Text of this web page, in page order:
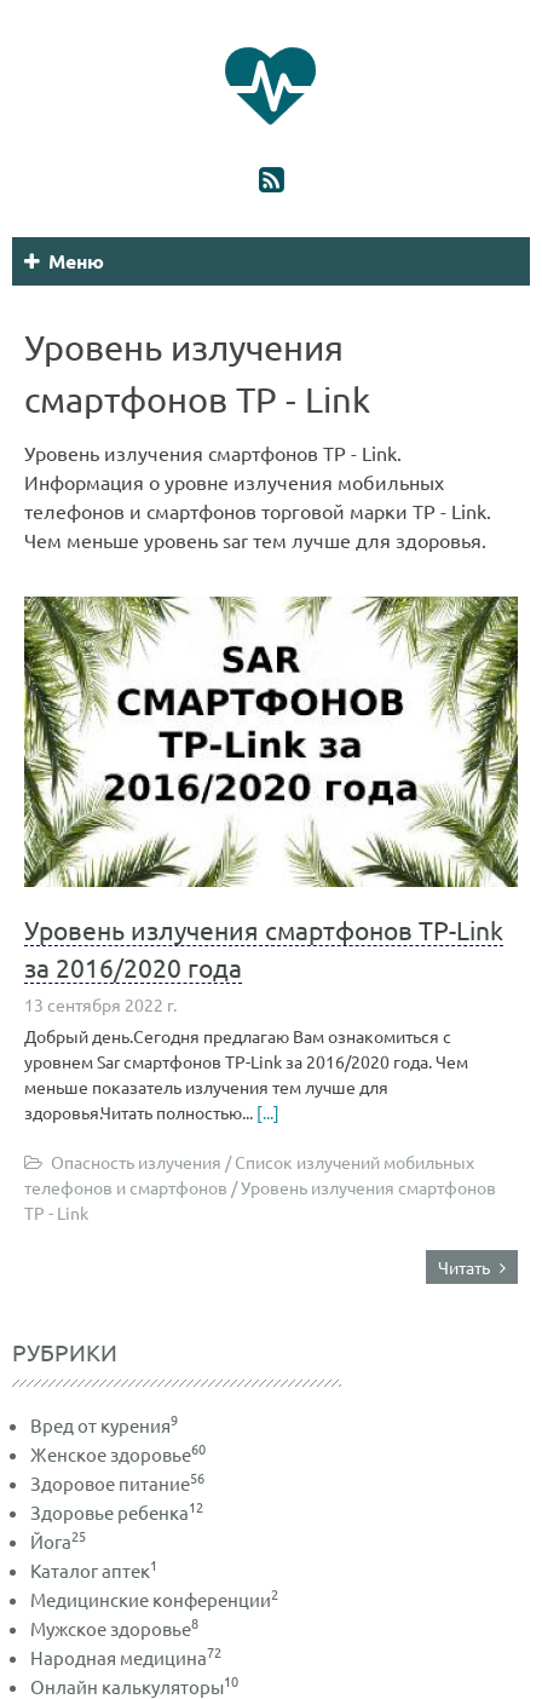
Меню
РУБРИКИ
Вред от курения9
Женское здоровье60
Здоровое питание56
Здоровье ребенка12
Йога25
Каталог аптек1
Медицинские конференции2
Мужское здоровье8
Народная медицина72
Онлайн калькуляторы10
Уровень излучения
смартфонов TP - Link
Уровень излучения смартфонов TP - Link.
Информация о уровне излучения мобильных
телефонов и смартфонов торговой марки TP - Link.
Чем меньше уровень sar тем лучше для здоровья.
Уровень излучения смартфонов TP-Link
за 2016/2020 года
13 сентября 2022 г.
Добрый день.Сегодня предлагаю Вам ознакомиться с
уровнем Sar смартфонов TP-Link за 2016/2020 года. Чем
меньше показатель излучения тем лучше для
здоровья.Читать полностью... [...]
Опасность излучения /Список излучений мобильных
телефонов и смартфонов /Уровень излучения смартфонов
TP - Link
Читать